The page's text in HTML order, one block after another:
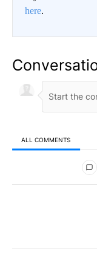
here.
ALL COMMENTS
All Comments